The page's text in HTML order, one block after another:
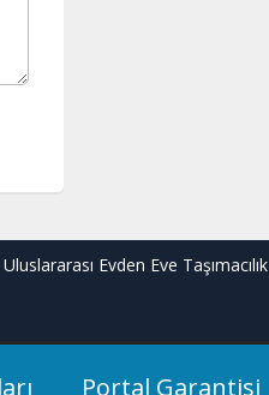
Uluslararası Evden Eve Taşımacılık
Portal Garantisi